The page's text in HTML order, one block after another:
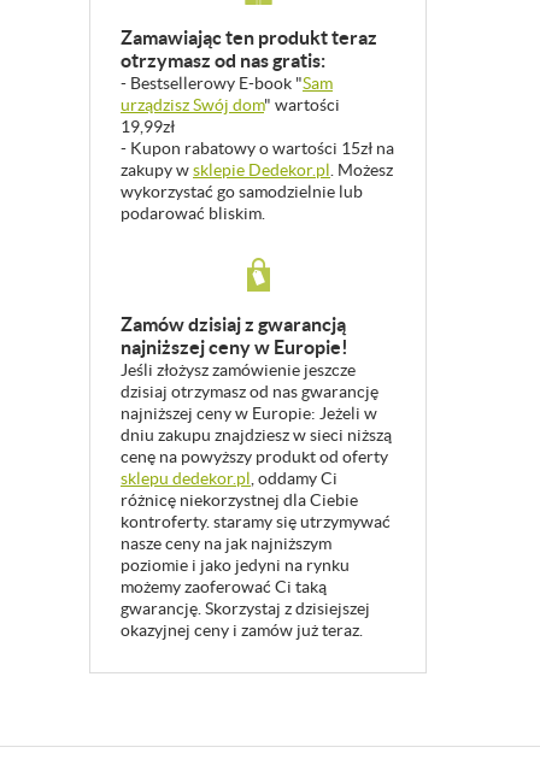
Zamawiając ten produkt teraz
otrzymasz od nas gratis:
- Bestsellerowy E-book "Sam
urządzisz Swój dom" wartości
19,99zł
- Kupon rabatowy o wartości 15zł na
zakupy wsklepie Dedekor.pl. Możesz
wykorzystać go samodzielnie lub
podarować bliskim.
Zamów dzisiaj z gwarancją
najniższej ceny w Europie!
Jeśli złożysz zamówienie jeszcze
dzisiaj otrzymasz od nas gwarancję
najniższej ceny w Europie: Jeżeli w
dniu zakupu znajdziesz w sieci niższą
cenę na powyższy produkt od oferty
sklepu dedekor.pl, oddamy Ci
różnicę niekorzystnej dla Ciebie
kontroferty. staramy się utrzymywać
nasze ceny na jak najniższym
poziomie i jako jedyni na rynku
możemy zaoferować Ci taką
gwarancję. Skorzystaj z dzisiejszej
okazyjnej ceny i zamów już teraz.